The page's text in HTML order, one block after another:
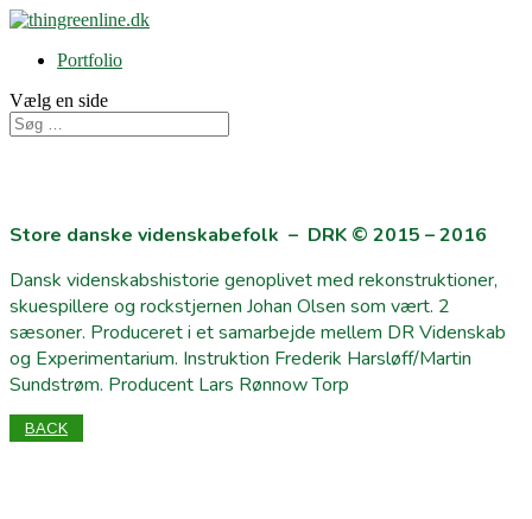
Portfolio
Vælg en side
Store danske videnskabefolk – DRK © 2015 – 2016
Dansk videnskabshistorie genoplivet med rekonstruktioner,
skuespillere og rockstjernen Johan Olsen som vært. 2
sæsoner. Produceret i et samarbejde mellem DR Videnskab
og Experimentarium. Instruktion Frederik Harsløff/Martin
Sundstrøm. Producent Lars Rønnow Torp
BACK